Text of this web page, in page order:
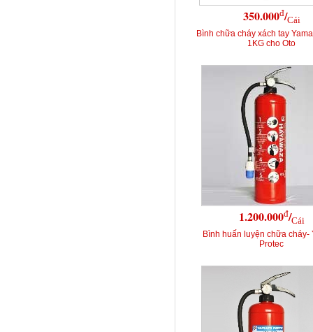
350.000đ/Cái
Bình chữa cháy xách tay
1KG cho Oto
1.200.000đ/Cái
Bình huấn luyện chữa cháy-
Protec